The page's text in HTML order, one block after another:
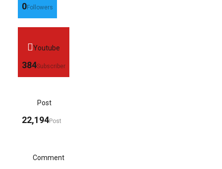
0Followers
Youtube
384Subscriber
Post
22,194Post
Comment